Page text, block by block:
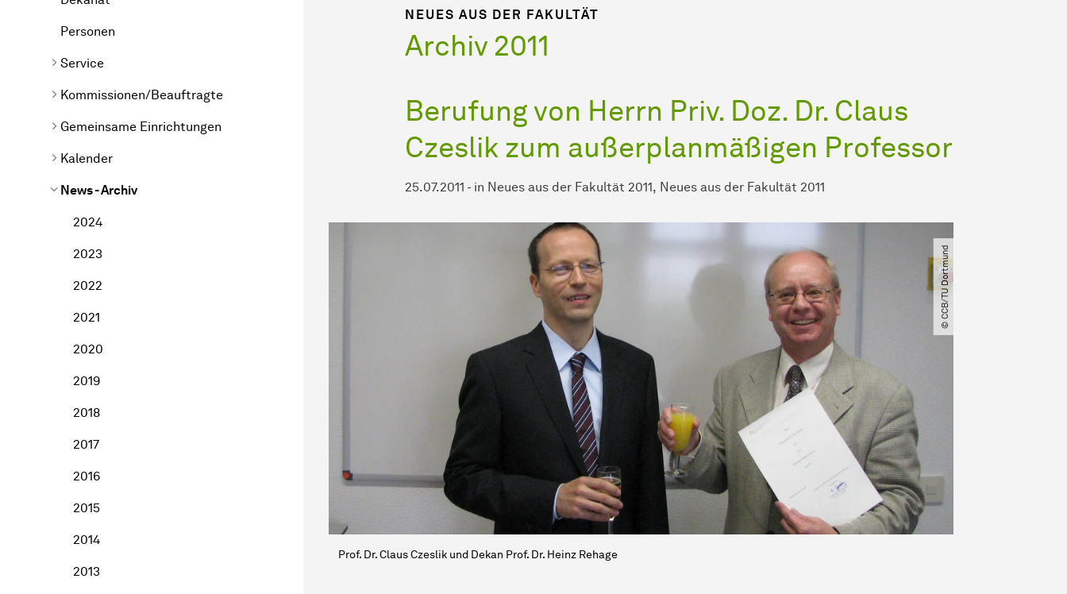
Personen
Service
Kommissionen/Beauftragte
Gemeinsame Einrichtungen
Kalender
News - Archiv
2024
2023
2022
2021
2020
2019
2018
2017
2016
2015
2014
2013
NEUES AUS DER FAKULTÄT
Archiv 2011
Berufung von Herrn Priv. Doz. Dr. Claus
Czeslik zum außerplanmäßigen Professor
25.07.2011 - in Neues aus der Fakultät 2011 Neues aus der Fakultät 2011
© CCB​/​TU Dortmund
Prof. Dr. Claus Czeslik und Dekan Prof. Dr. Heinz Rehage